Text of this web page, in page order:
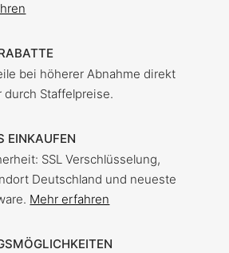
bei höherer Abnahme direkt
durch Staffelpreise.
EINKAUFEN
SSL Verschlüsselung,
Deutschland und neueste
Mehr erfahren